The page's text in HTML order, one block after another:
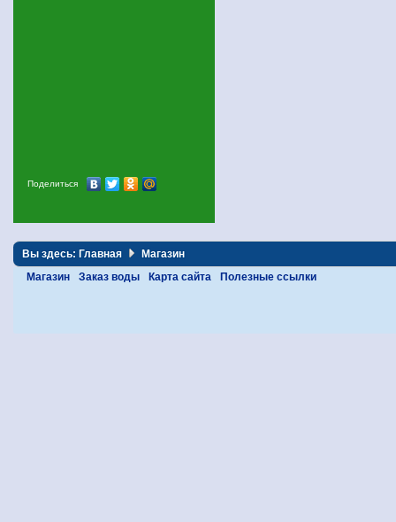
Поделиться
Вы здесь: Главная
Магазин
Магазин
Заказ воды Карта сайта Полезные ссылки